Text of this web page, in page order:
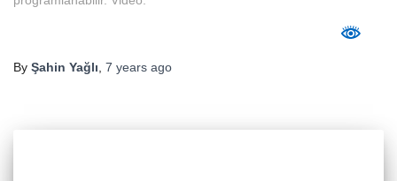
By Şahin Yağlı 7 years ago